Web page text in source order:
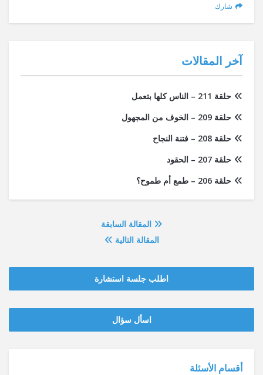
شارك
آخر المقالات
حلقة 211 – الناس كلها بتعمل
حلقة 209 – الخوف من المجهول
حلقة 208 – فتنة النجاح
حلقة 207 – الحقود
حلقة 206 – طمع أم طموح؟
المقالة السابقة
المقالة التالية
اطلب جلسة استشارة
‫‫اسأل سؤال
أقسام الأسئلة